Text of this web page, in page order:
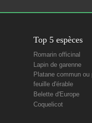
Top 5 espèces
Romarin officinal
Lapin de garenne
Platane commun ou
feuille d'érable
Belette d'Europe
Coquelicot